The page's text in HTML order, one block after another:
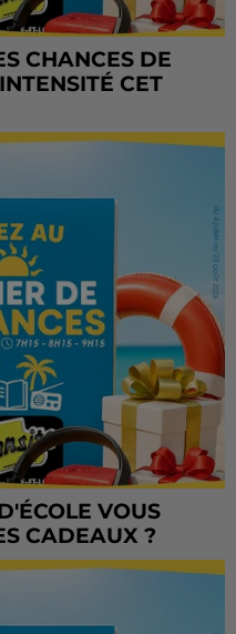
CHANCES DE
CET
VOUS
CADEAUX ?